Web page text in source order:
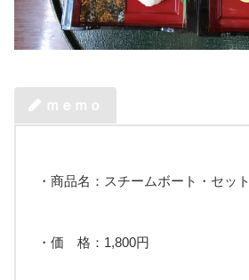
ｍｅｍｏ
・商品名：スチームボート・セット
・価 格：1,800円